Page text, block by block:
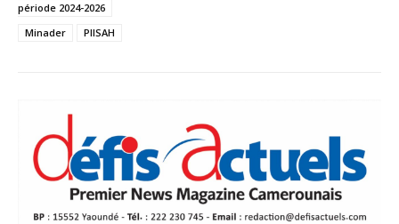
période 2024-2026
Minader
PIISAH